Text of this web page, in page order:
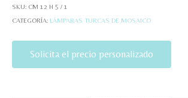
SKU: CM 12 H 5 / 1
CATEGORÍA: LÁMPARAS TURCAS DE MOSAICO
Solicita el precio personalizado